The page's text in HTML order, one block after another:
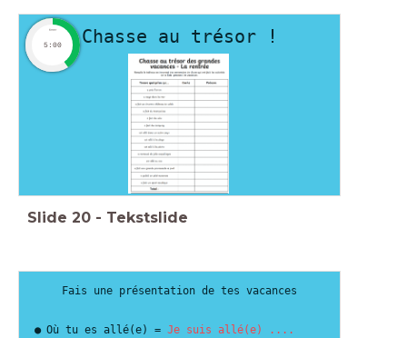
Chasse au trésor !
timer
5:00
Slide 20 - Tekstslide
Fais une présentation de tes vacances
Où tu es allé(e) =Je suis allé(e) ....